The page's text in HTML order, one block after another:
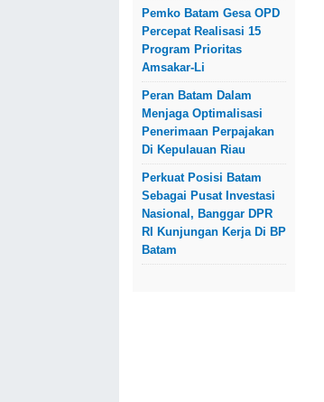
Pemko Batam Gesa OPD
Percepat Realisasi 15
Program Prioritas
Amsakar-Li
Peran Batam Dalam
Menjaga Optimalisasi
Penerimaan Perpajakan
Di Kepulauan Riau
Perkuat Posisi Batam
Sebagai Pusat Investasi
Nasional, Banggar DPR
RI Kunjungan Kerja Di BP
Batam